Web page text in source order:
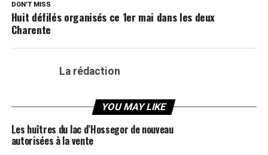
DON'T MISS
Huit défilés organisés ce 1er mai dans les deux
Charente
La rédaction
YOU MAY LIKE
Les huîtres du lac d’Hossegor de nouveau
autorisées à la vente